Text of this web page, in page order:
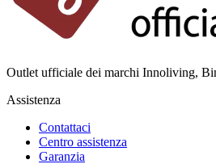
Outlet ufficiale dei marchi Innoliving,
Assistenza
Contattaci
Centro assistenza
Garanzia